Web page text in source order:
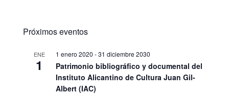
Próximos eventos
ENE
1
1 enero 2020 -31 diciembre 2030
Patrimonio bibliográfico y documental del
Instituto Alicantino de Cultura Juan Gil-
Albert (IAC)